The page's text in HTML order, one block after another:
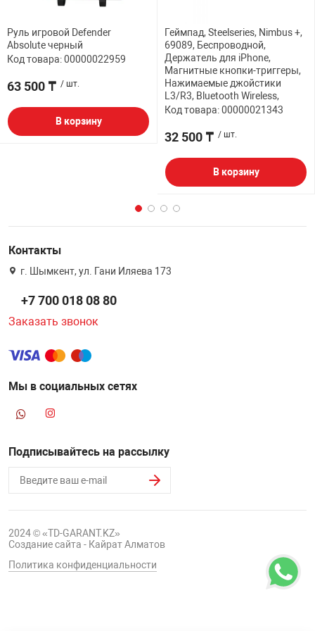
Руль игровой Defender
Absolute черный
Код товара: 00000022959
63 500 ₸ / шт.
В корзину
Геймпад, Steelseries, Nimbus +,
69089, Беспроводной,
Держатель для iPhone,
Магнитные кнопки-триггеры,
Нажимаемые джойстики
L3/R3, Bluetooth Wireless,
Код товара: 00000021343
32 500 ₸ / шт.
В корзину
Контакты
г. Шымкент, ул. Гани Иляева 173
+7 700 018 08 80
Заказать звонок
Мы в социальных сетях
Подписывайтесь на рассылку
2024 © «TD-GARANT.KZ»
Создание сайта - Кайрат Алматов
Политика конфиденциальности